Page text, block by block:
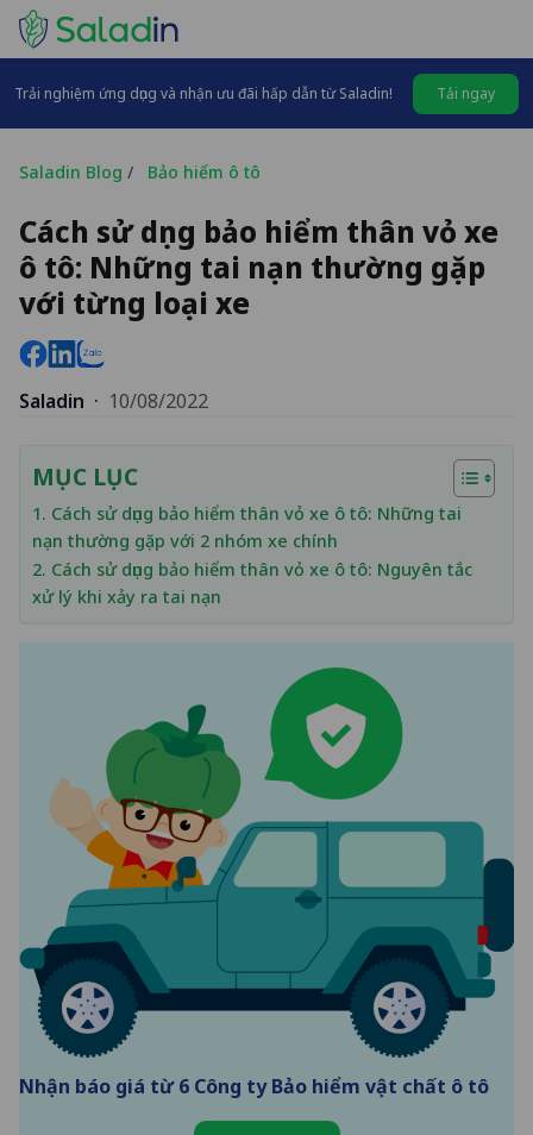
Trải nghiệm ứng dụng và nhận ưu đãi hấp dẫn từ Saladin! Tải ngay
Saladin Blog / Bảo hiểm ô tô
Cách sử dụng bảo hiểm thân vỏ xe
ô tô: Những tai nạn thường gặp
với từng loại xe
Saladin · 10/08/2022
MỤC LỤC
1. Cách sử dụng bảo hiểm thân vỏ xe ô tô: Những tai
nạn thường gặp với 2 nhóm xe chính
2. Cách sử dụng bảo hiểm thân vỏ xe ô tô: Nguyên tắc
xử lý khi xảy ra tai nạn
Nhận báo giá từ 6 Công ty Bảo hiểm vật chất ô tô